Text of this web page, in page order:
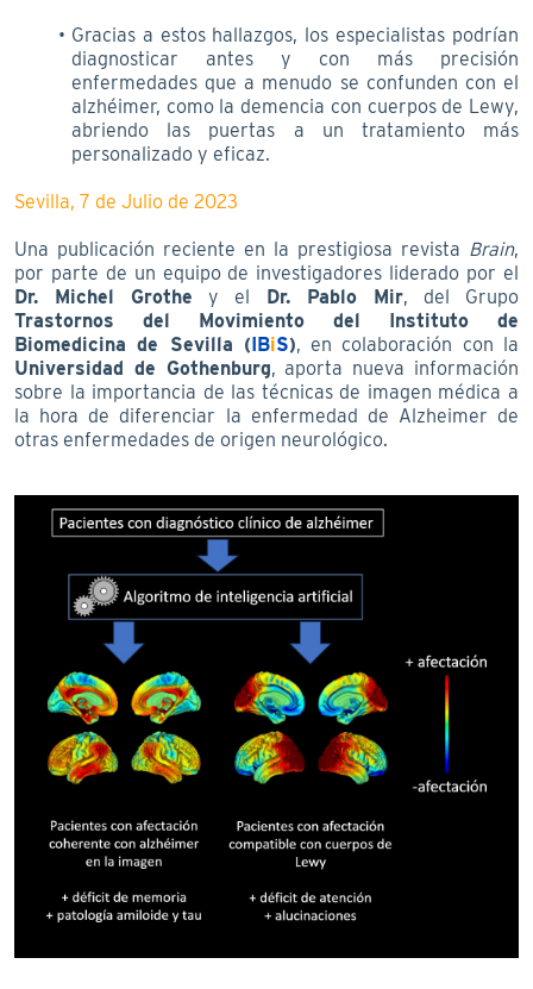
Gracias a estos hallazgos, los especialistas podrían
diagnosticar antes y con más precisión
enfermedades que a menudo se confunden con el
alzhéimer, como la demencia con cuerpos de Lewy,
abriendo las puertas a un tratamiento más
personalizado y eficaz.
Sevilla, 7 de Julio de 2023
Una publicación reciente en la prestigiosa revista Brain,
por parte de un equipo de investigadores liderado por el
Dr. Michel Grothe y el Dr. Pablo Mir, del Grupo
Trastornos del Movimiento del Instituto de
Biomedicina de Sevilla (IBiS), en colaboración con la
Universidad de Gothenburg, aporta nueva información
sobre la importancia de las técnicas de imagen médica a
la hora de diferenciar la enfermedad de Alzheimer de
otras enfermedades de origen neurológico.